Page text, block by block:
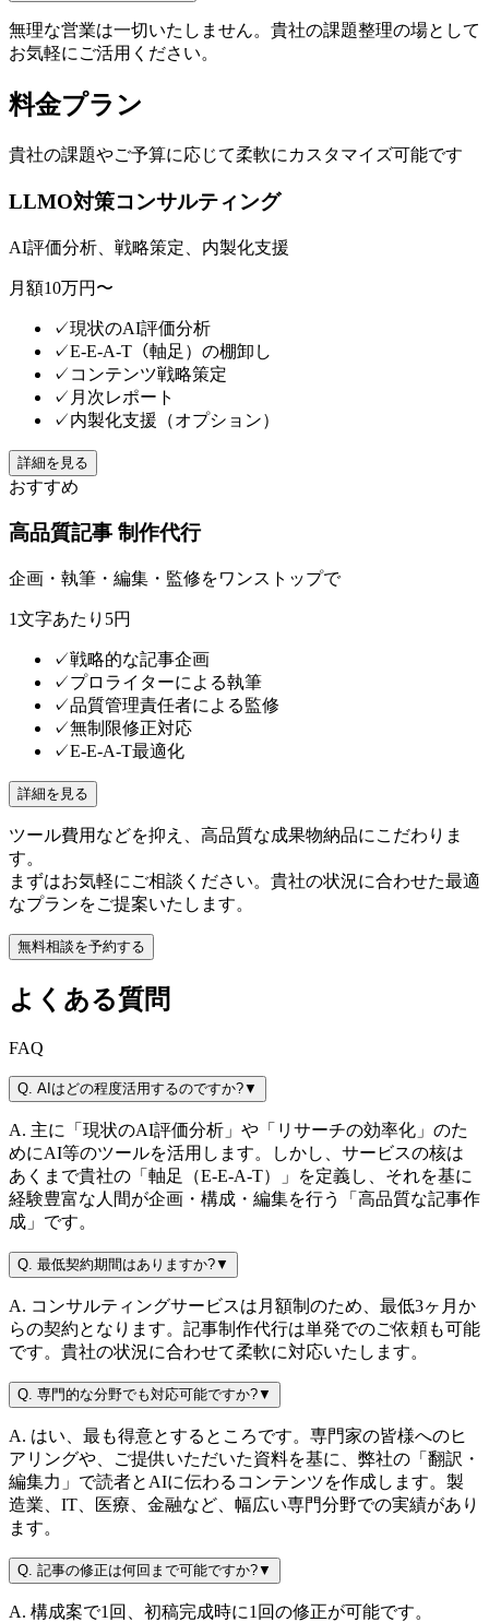
無理な営業は一切いたしません。貴社の課題整理の場として
お気軽にご活用ください。
料金プラン
貴社の課題やご予算に応じて柔軟にカスタマイズ可能です
LLMO対策コンサルティング
AI評価分析、戦略策定、内製化支援
月額10万円〜
✓現状のAI評価分析
✓E-E-A-T（軸足）の棚卸し
✓ コンテンツ戦略策定
✓ 月次レポート
✓内製化支援（オプション）
詳細を見る
おすすめ
高品質記事 制作代行
企画・執筆・編集・監修をワンストップで
1文字あたり5円
✓戦略的な記事企画
✓プロライターによる執筆
✓品質管理責任者による監修
✓無制限修正対応
✓E-E-A-T最適化
詳細を見る
ツール費用などを抑え、高品質な成果物納品にこだわりま
す。
まずはお気軽にご相談ください。貴社の状況に合わせた最適
なプランをご提案いたします。
無料相談を予約する
よくある質問
FAQ
Q. AIはどの程度活用するのですか?▼
A. 主に「現状のAI評価分析」や「リサーチの効率化」のた
めにAI等のツールを活用します。しかし、サービスの核は
あくまで貴社の「軸足（E-E-A-T）」を定義し、それを基に
経験豊富な人間が企画・構成・編集を行う「高品質な記事作
成」です。
Q. 最低契約期間はありますか?▼
A. コンサルティングサービスは月額制のため、最低3ヶ月か
らの契約となります。記事制作代行は単発でのご依頼も可能
です。貴社の状況に合わせて柔軟に対応いたします。
Q. 専門的な分野でも対応可能ですか?▼
A. はい、最も得意とするところです。専門家の皆様へのヒ
アリングや、ご提供いただいた資料を基に、弊社の「翻訳・
編集力」で読者とAIに伝わるコンテンツを作成します。製
造業、IT、医療、金融など、幅広い専門分野での実績があり
ます。
Q. 記事の修正は何回まで可能ですか?▼
A. 構成案で1回、初稿完成時に1回の修正が可能です。